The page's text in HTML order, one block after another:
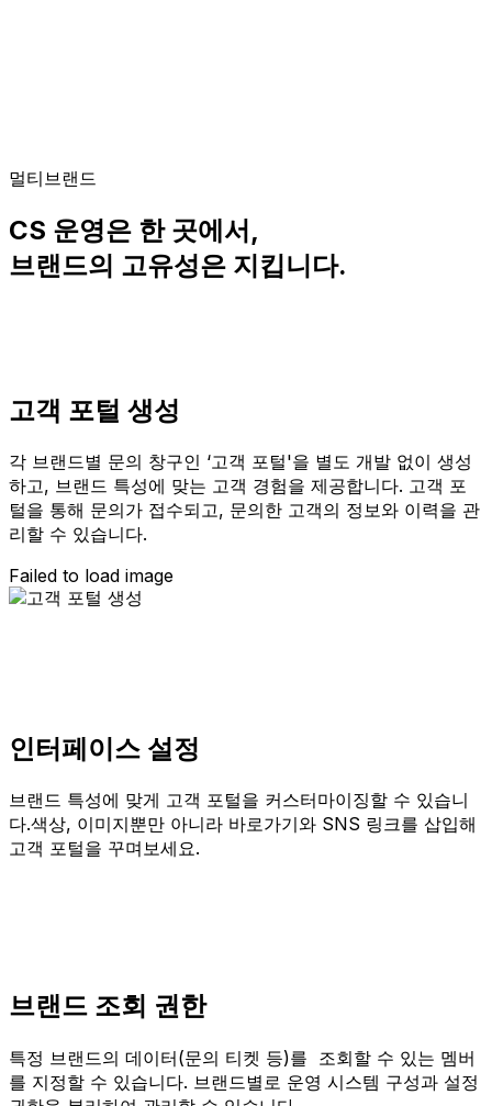
멀티브랜드
CS 운영은 한 곳에서,
브랜드의 고유성은 지킵니다.
고객 포털 생성
각 브랜드별 문의 창구인 ‘고객 포털'을 별도 개발 없이 생성
하고, 브랜드 특성에 맞는 고객 경험을 제공합니다. 고객 포
털을 통해 문의가 접수되고, 문의한 고객의 정보와 이력을 관
리할 수 있습니다.
Failed to load image
인터페이스 설정
브랜드 특성에 맞게 고객 포털을 커스터마이징할 수 있습니
다.색상, 이미지뿐만 아니라 바로가기와 SNS 링크를 삽입해
고객 포털을 꾸며보세요.
브랜드 조회 권한
특정 브랜드의 데이터(문의 티켓 등)를 조회할 수 있는 멤버
를 지정할 수 있습니다. 브랜드별로 운영 시스템 구성과 설정